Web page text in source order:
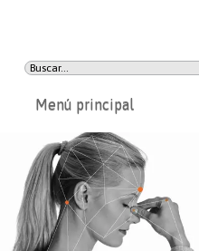
Menú principal